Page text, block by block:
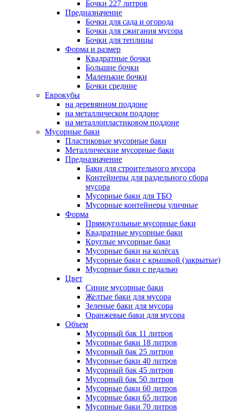
Бочки 227 литров
Предназначение
Бочки для сада и огорода
Бочки для сжигания мусора
Бочки для теплицы
Форма и размер
Квадратные бочки
Большие бочки
Маленькие бочки
Бочки средние
Еврокубы
на деревянном поддоне
на металлическом поддоне
на металлопластиковом поддоне
Мусорные баки
Пластиковые мусорные баки
Металлические мусорные баки
Предназначение
Баки для строительного мусора
Контейнеры для раздельного сбора
мусора
Мусорные баки для ТБО
Мусорные контейнеры уличные
Форма
Прямоугольные мусорные баки
Квадратные мусорные баки
Круглые мусорные баки
Мусорные баки на колёсах
Мусорные баки с крышкой (закрытые)
Мусорные баки с педалью
Цвет
Синие мусорные баки
Желтые баки для мусора
Зеленые баки для мусора
Оранжевые баки для мусора
Объем
Мусорный бак 11 литров
Мусорные баки 18 литров
Мусорный бак 25 литров
Мусорные баки 40 литров
Мусорный бак 45 литров
Мусорный бак 50 литров
Мусорные баки 60 литров
Мусорные баки 65 литров
Мусорные баки 70 литров